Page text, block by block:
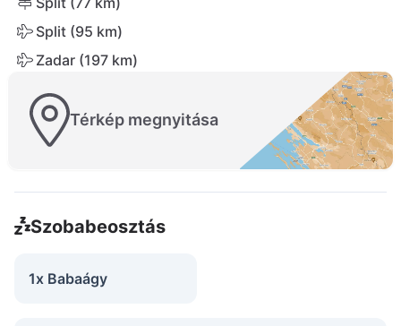
Split (95 km)
Zadar (197 km)
Térkép megnyitása
Szobabeosztás
1x Babaágy